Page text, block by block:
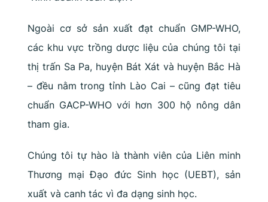
Ngoài cơ sở sản xuất đạt chuẩn GMP-WHO,
các khu vực trồng dược liệu của chúng tôi tại
thị trấn Sa Pa, huyện Bát Xát và huyện Bắc Hà
– đều nằm trong tỉnh Lào Cai – cũng đạt tiêu
chuẩn GACP-WHO với hơn 300 hộ nông dân
tham gia.
Chúng tôi tự hào là thành viên của Liên minh
Thương mại Đạo đức Sinh học (UEBT), sản
xuất và canh tác vì đa dạng sinh học.